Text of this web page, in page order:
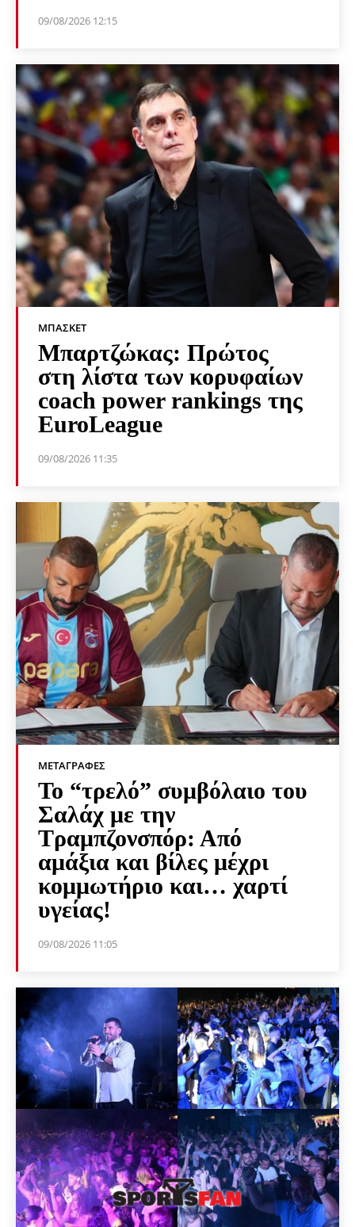
09/08/2026 12:15
ΜΠΆΣΚΕΤ
Μπαρτζώκας: Πρώτος
στη λίστα των κορυφαίων
coach power rankings της
EuroLeague
09/08/2026 11:35
ΜΕΤΑΓΡΑΦΈΣ
Το “τρελό” συμβόλαιο του
Σαλάχ με την
Τραμπζονσπόρ: Από
αμάξια και βίλες μέχρι
κομμωτήριο και… χαρτί
υγείας!
09/08/2026 11:05